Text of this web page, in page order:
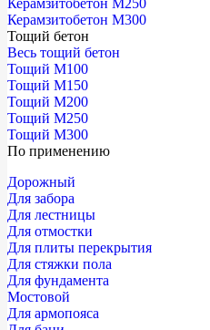
Керамзитобетон М250
Керамзитобетон М300
Тощий бетон
Весь тощий бетон
Тощий М100
Тощий М150
Тощий М200
Тощий М250
Тощий М300
По применению
Дорожный
Для забора
Для лестницы
Для отмостки
Для плиты перекрытия
Для стяжки пола
Для фундамента
Мостовой
Для армопояса